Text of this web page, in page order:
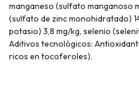
manganeso (sulfato manganoso
(sulfato de zinc monohidratado)
potasio) 3,8 mg/kg, selenio
Aditivos tecnológicos:
ricos en tocoferoles).